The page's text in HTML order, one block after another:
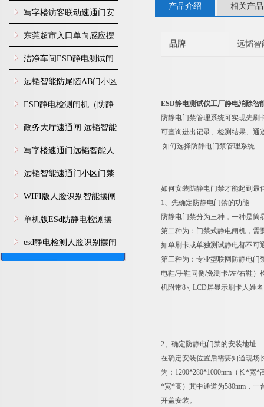
写字楼访客联动速通门安
装
东莞超市入口单向感应摆
闸安装
洁净车间ESD静电测试闸
机
远韬智能防尾随AB门小区
门禁闸机安装
​ESD静电检测闸机（防静
电门禁通道系统）
政务大厅速通闸 远韬智能
防尾随静音速通门
写字楼速通门远韬智能人
脸识别快速通道闸
远韬智能速通门小区门禁
闸机食堂消费摆闸
WIFI版人脸识别智能摆闸
机
单机版ESd防静电检测摆
闸机
esd静电检测人脸识别摆闸
安装
产品介绍 相关产品
品牌 远韬智
ESD静电测试仪工厂静电消除智
防静电门禁管理系统可实现先
可查询进出记录、检测结果、通
如何选择防静电门禁管理系统
如何安装防静电门禁才能起到最
1、先确定防静电门禁的功能
防静电门禁分为三种，一种是
第二种为：门禁式静电闸机，需
如单刷卡或单独测试静电都不可
第三种为：专业型联网防静电门
电鞋/手鞋同侧/免测卡/左/右鞋
机附带8寸LCD屏显示刷卡人姓
2、确定防静电门禁的安装地址
在确定安装位置后需要知道现场
为：1200*280*1000mm（长*宽
*宽*高）其中通道为580mm，一
开盖安装。